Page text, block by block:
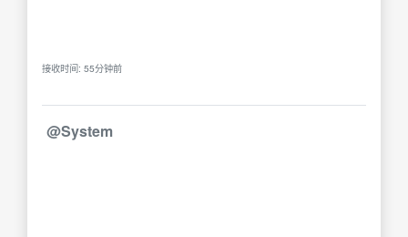
接收时间: 55分钟前
@System